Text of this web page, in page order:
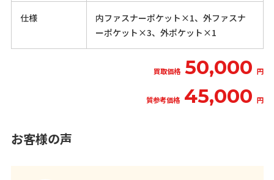
仕様
内ファスナーポケット×1、外ファスナ
ーポケット×3、外ポケット×1
買取価格 50,000 円
質参考価格 45,000 円
お客様の声